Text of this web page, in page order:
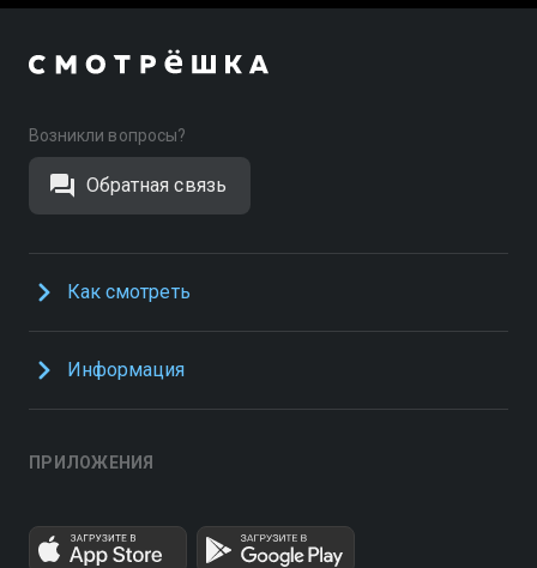
Возникли вопросы?
Обратная связь
Как смотреть
Информация
ПРИЛОЖЕНИЯ